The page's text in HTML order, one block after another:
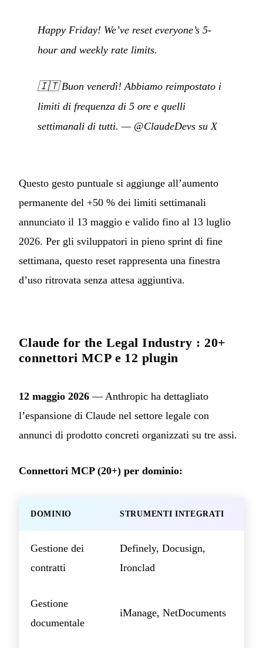
Happy Friday! We’ve reset everyone’s 5-
hour and weekly rate limits.
🇮🇹Buon venerdì! Abbiamo reimpostato i
limiti di frequenza di 5 ore e quelli
settimanali di tutti. — @ClaudeDevs su X
Questo gesto puntuale si aggiunge all’aumento
permanente del +50 % dei limiti settimanali
annunciato il 13 maggio e valido fino al 13 luglio
2026. Per gli sviluppatori in pieno sprint di fine
settimana, questo reset rappresenta una finestra
d’uso ritrovata senza attesa aggiuntiva.
Claude for the Legal Industry : 20+
connettori MCP e 12 plugin
12 maggio 2026 — Anthropic ha dettagliato
l’espansione di Claude nel settore legale con
annunci di prodotto concreti organizzati su tre assi.
Connettori MCP (20+) per dominio:
DOMINIO STRUMENTI INTEGRATI
Gestione dei
contratti
Definely, Docusign,
Ironclad
Gestione
documentale
iManage, NetDocuments